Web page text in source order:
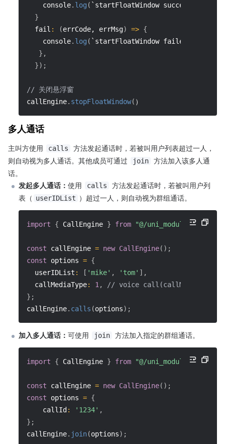
    console
. log ( `startFloatWindow success`
}
fail : (errCode, errMsg) => {
    console
. log ( `startFloatWindow failed,
} ,
}) ;
// 关闭悬浮窗
callEngine. stopFloatWindow( ）
多人通话
主叫方使用 calls
方法发起通话时，若被叫用户列表超过一人，
则自动视为多人通话。其他成员可通过
join
方法加入该多人通
话。
发起多人通话： 使用 calls
方法发起通话时，若被叫用户列
表（ userIDList ）超过一人，则自动视为群组通话。
import { CallEngine } from "@/uni_modules/
const callEngine = new CallEngine( ) ;
const options = {
userIDList : [ 'mike' , 'tom' ] ,
callMediaType: 1 ,
// voice call(callMediaType
} ;
callEngine. calls (options) ;
加入多人通话： 可使用 join 方法加入指定的群组通话。
import { CallEngine } from "@/uni_modules/
const callEngine = new CallEngine( ) ;
const options = {
callId : '1234' ,
} ;
callEngine. join(options) ;